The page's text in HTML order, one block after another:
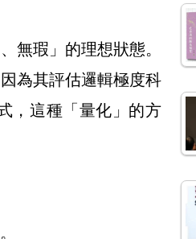
無瑕」的理想狀態。
為其評估邏輯極度科
，這種「量化」的方